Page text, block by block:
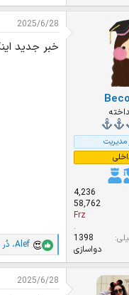
مدیریت
4,236
58,762
Frz
.
1398
دواسازی
2025/6/28
خبر جدید
ا
م
ت
ی
Alef، دُر
2025/6/28